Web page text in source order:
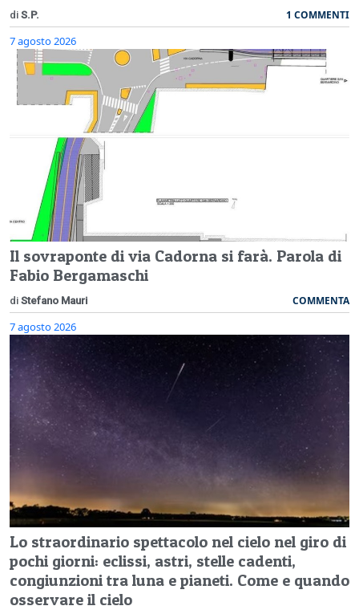
di S.P. 1 COMMENTI
7 agosto 2026
Il sovraponte di via Cadorna si farà. Parola di
Fabio Bergamaschi
di Stefano Mauri COMMENTA
7 agosto 2026
Lo straordinario spettacolo nel cielo nel giro di
pochi giorni: eclissi, astri, stelle cadenti,
congiunzioni tra luna e pianeti. Come e quando
osservare il cielo